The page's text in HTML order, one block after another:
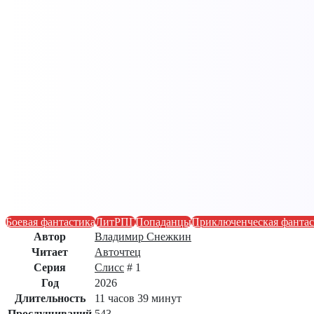
Боевая фантастикаЛитРПГПопаданцыПриключенческая
Автор
Владимир Снежкин
Читает
Авточтец
Серия
Слисс # 1
Год
2026
Длительность
11 часов 39 минут